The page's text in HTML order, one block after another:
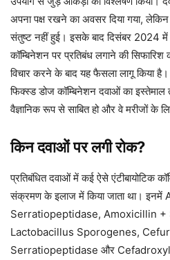
अपना पक्ष रखने का अवसर दिया गया, लेकिन
संतुष्ट नहीं हुई। इसके बाद दिसंबर 2024 में
कॉम्बिनेशन पर प्रतिबंध लगाने की
विचार करने के बाद यह फैसला लागू किया है।
फिक्स्ड डोज कॉम्बिनेशन दवाओं का इस्तेमाल
वैज्ञानिक रूप से साबित हो और वे मरीजों के
किन दवाओं पर लगी रोक?
प्रतिबंधित दवाओं में कई ऐसे एंटीबायोटिक
संक्रमण के इलाज में किया जाता था।
Serratiopeptidase, Amoxicillin
Lactobacillus Sporogenes,
Serratiopeptidase और